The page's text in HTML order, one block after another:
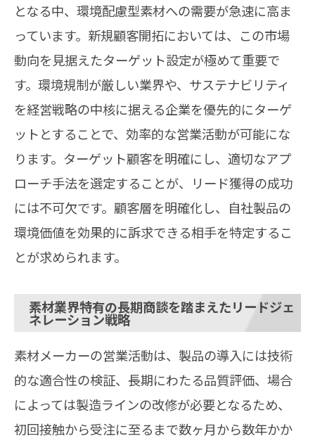
となる中、環境配慮型素材への需要が急速に高ま
っています。新規顧客開拓においては、この市場
動向を見据えたターゲット設定が極めて重要で
す。環境規制が厳しい業界や、サステナビリティ
を経営戦略の中核に据える企業を優先的にターゲ
ットとすることで、効率的な営業活動が可能にな
ります。ターゲット顧客を明確にし、適切なアプ
ローチ手法を選定することが、リード獲得の成功
には不可欠です。顧客層を明確化し、自社製品の
環境価値を効果的に訴求できる相手を特定するこ
とが求められます。
素材業界特有の長期商談を踏まえたリードジェ
ネレーション戦略
素材メーカーの営業活動は、製品の導入には技術
的な適合性の検証、長期にわたる品質評価、場合
によっては製造ラインの改修が必要となるため、
初回接触から受注に至るまで数ヶ月から数年かか